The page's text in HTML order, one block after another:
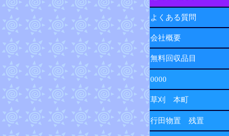
よくある質問
会社概要
無料回収品目
0000
草刈 本町
行田物置 残置